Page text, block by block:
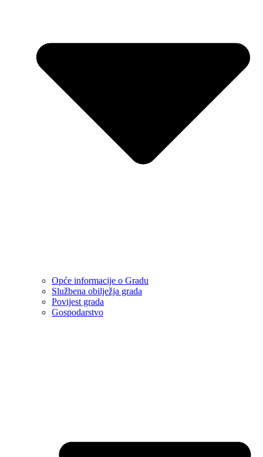
Opće informacije o Gradu
Službena obilježja grada
Povijest grada
Gospodarstvo